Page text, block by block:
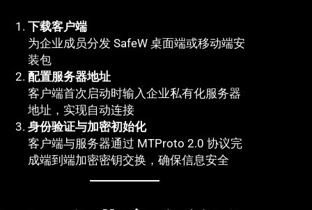
下载客户端
为企业成员分发 SafeW 桌面端或移动端安
装包
配置服务器地址
客户端首次启动时输入企业私有化服务器
地址，实现自动连接
身份验证与加密初始化
客户端与服务器通过 MTProto 2.0 协议完
成端到端加密密钥交换，确保信息安全